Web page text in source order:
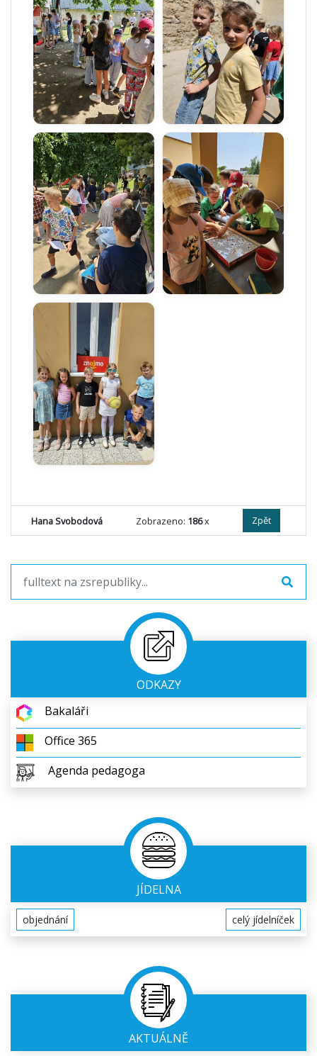
Hana Svobodová Zobrazeno: 186x Zpět
ODKAZY
Bakaláři
Office 365
Agenda pedagoga
JÍDELNA
objednání celý jídelníček
AKTUÁLNĚ